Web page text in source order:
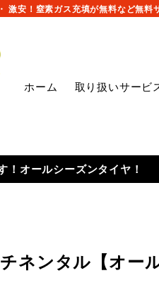
激安！窒素ガス充填が無料など無料
ホーム 取り扱いサービ
！オールシーズンタイヤ！
ネンタル【オー